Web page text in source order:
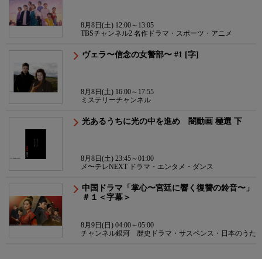
8月8日(土) 12:00～13:05
TBSチャンネル2 名作ドラマ・スポーツ・アニメ
ヴェラ〜信念の女警部〜 #1 [字]
8月8日(土) 16:00～17:55
ミステリーチャンネル
光あるうちに光の中を進め 闇動画 極選 下
8月8日(土) 23:45～01:00
メ〜テレNEXT ドラマ・エンタメ・ダンス
中国ドラマ「掌心〜宮廷に響く復讐の鈴音〜」
＃１＜字幕＞
8月9日(日) 04:00～05:00
チャンネル銀河 歴史ドラマ・サスペンス・日本のうた